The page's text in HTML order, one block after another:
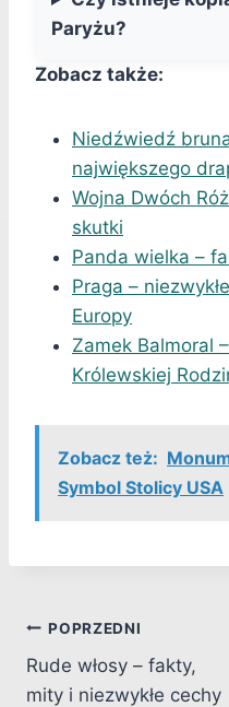
Paryżu?
Zobacz także:
Niedźwiedź
największego
Wojna Dwóch
skutki
Panda wielka –
Praga –
Europy
Zamek Balmoral
Królewskiej
Zobacz też:
Symbol Stolicy USA
Nawigacja
wpisu
POPRZEDNI
Rude włosy – fakty,
mity i niezwykłe cechy